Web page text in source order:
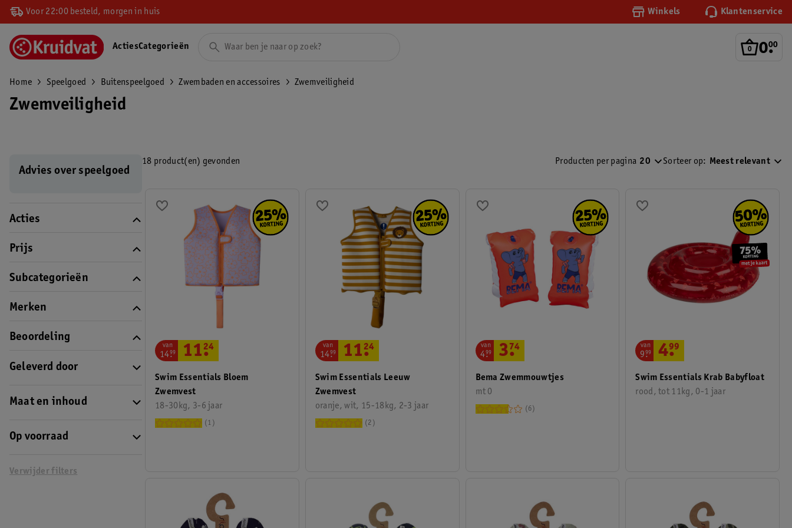
Voor 22:00 besteld, morgen in huis Winkels Klantenservice
0.
00
ActiesCategorieën
Home Speelgoed Buitenspeelgoed Zwembaden en accessoires Zwemveiligheid
Zwemveiligheid
Advies over speelgoed
Acties
Prijs
Subcategorieën
Merken
Beoordeling
Geleverd door
Maat en inhoud
Op voorraad
Verwijder filters
18 product(en) gevonden Producten per pagina 20 Sorteer op: Meest relevant
Swim Essentials Bloem
Zwemvest
18-30kg, 3-6 jaar
van
14.
99 11.
24
1
Swim Essentials Leeuw
Zwemvest
oranje, wit, 15-18kg, 2-3 jaar
van
14.
99 11.
24
2
Bema Zwemmouwtjes
mt 0
van
4.
99 3.
74
6
Swim Essentials Krab Babyfloat
rood, tot 11kg, 0-1 jaar
van
9.
99 4.
99